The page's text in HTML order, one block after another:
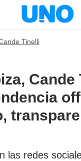
Tinelli
Cande
las redes